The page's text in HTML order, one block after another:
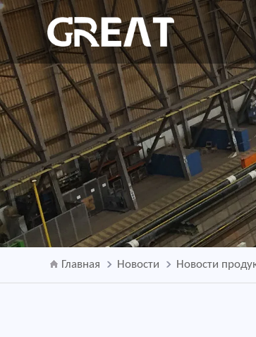
Главная Новости Новости